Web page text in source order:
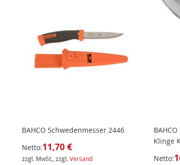
BAHCO Schwedenmesser 2446
Netto:11,70 €
zzgl. MwSt., zzgl.Versand
Klinge
Netto: